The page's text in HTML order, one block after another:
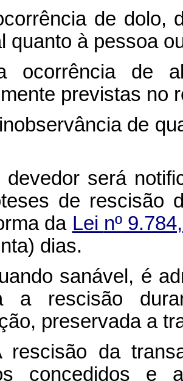
de dolo,
quanto à pessoa
de
previstas no
de
devedor será
de rescisão
da Lei nº
dias.
sanável, é
a rescisão
preservada a
rescisão da
concedidos e